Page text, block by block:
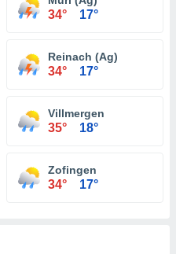
34° 17°
Reinach (Ag)
34° 17°
Villmergen
35° 18°
Zofingen
34° 17°